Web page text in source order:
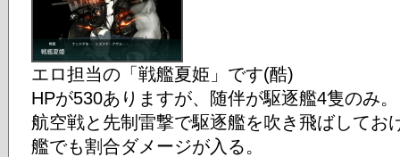
エロ担当の「戦艦夏姫」です(酷)
HPが530ありますが、随伴が駆逐艦4隻のみ。
航空戦と先制雷撃で駆逐艦を吹き飛ばしてお
艦でも割合ダメージが入る。